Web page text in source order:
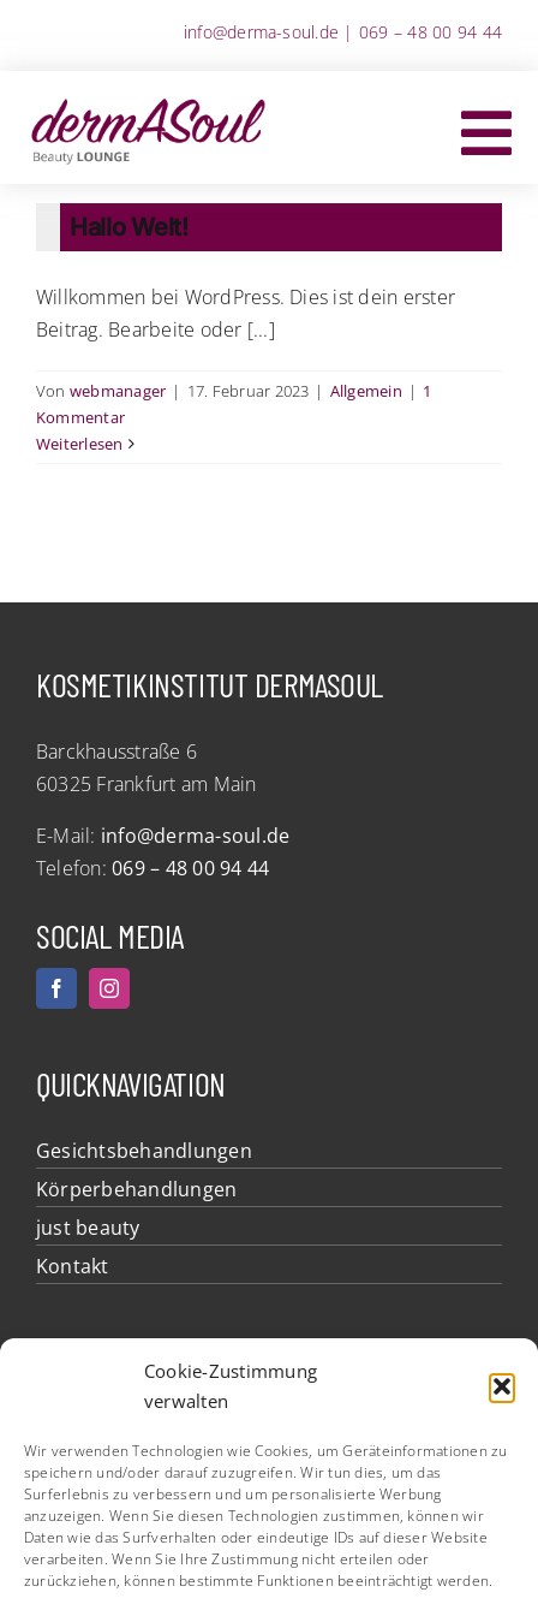
Cookie-Zustimmung
verwalten
Wir verwenden Technologien wie Cookies, um Geräteinformationen zu
speichern und/oder darauf zuzugreifen. Wir tun dies, um das
Surferlebnis zu verbessern und um personalisierte Werbung
anzuzeigen. Wenn Sie diesen Technologien zustimmen, können wir
Daten wie das Surfverhalten oder eindeutige IDs auf dieser Website
verarbeiten. Wenn Sie Ihre Zustimmung nicht erteilen oder
zurückziehen, können bestimmte Funktionen beeinträchtigt werden.
info@derma-soul.de | 069 – 48 00 94 44
Hallo Welt!
Willkommen bei WordPress. Dies ist dein erster
Beitrag. Bearbeite oder [...]
Von webmanager | 17. Februar 2023 | Allgemein | 1
Kommentar
Weiterlesen
KOSMETIKINSTITUT DERMASOUL
Barckhausstraße 6
60325 Frankfurt am Main
E-Mail: info@derma-soul.de
Telefon:069 – 48 00 94 44
SOCIAL MEDIA
QUICKNAVIGATION
Gesichtsbehandlungen
Körperbehandlungen
just beauty
Kontakt
ÖFFNUNGSZEITEN
Montag bis Freitag 09:00 – 19:00 Uhr
außerhalb dieser Zeiten und samstags
gerne nach Vereinbarung